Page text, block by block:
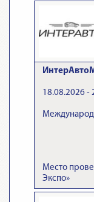
18.08.2026 -
Место
Экспо»